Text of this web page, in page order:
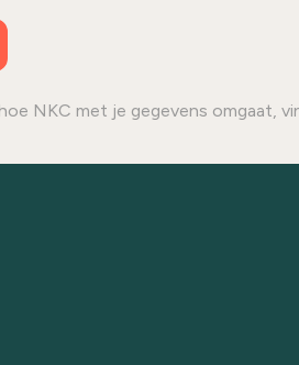
NKC met je gegevens omgaat,